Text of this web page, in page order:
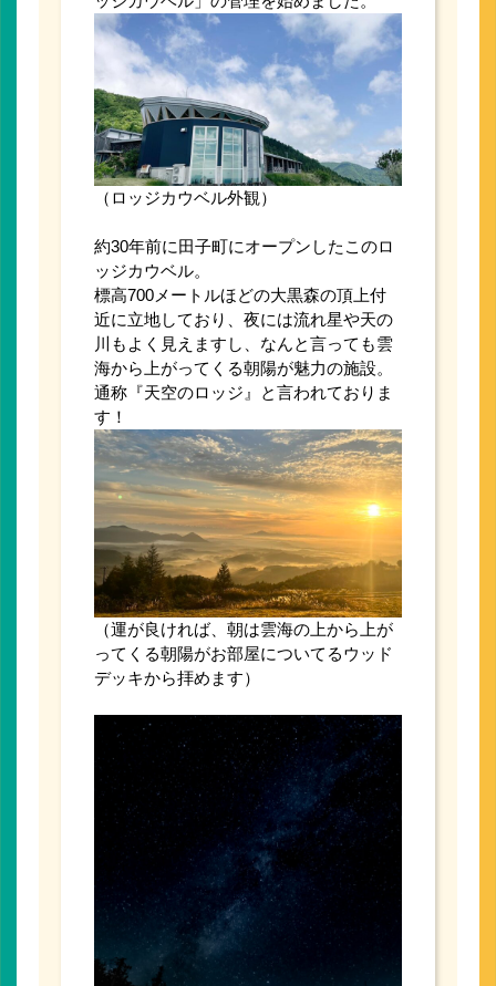
（ロッジカウベル外観）
約30年前に田子町にオープンしたこのロ
ッジカウベル。
標高700メートルほどの大黒森の頂上付
近に立地しており、夜には流れ星や天の
川もよく見えますし、なんと言っても雲
海から上がってくる朝陽が魅力の施設。
通称『天空のロッジ』と言われておりま
す！
（運が良ければ、朝は雲海の上から上が
ってくる朝陽がお部屋についてるウッド
デッキから拝めます）